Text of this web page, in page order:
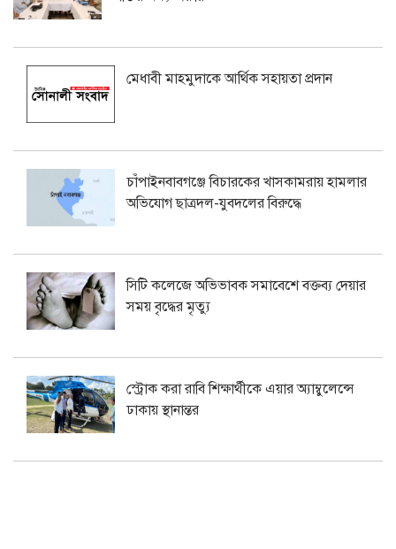
মেধাবী মাহমুদাকে আর্থিক সহায়তা প্রদান
চাঁপাইনবাবগঞ্জে বিচারকের খাসকামরায় হামলার
অভিযোগ ছাত্রদল-যুবদলের বিরুদ্ধে
সিটি কলেজে অভিভাবক সমাবেশে বক্তব্য দেয়ার
সময় বৃদ্ধের মৃত্যু
স্ট্রোক করা রাবি শিক্ষার্থীকে এয়ার অ্যাম্বুলেন্সে
ঢাকায় স্থানান্তর